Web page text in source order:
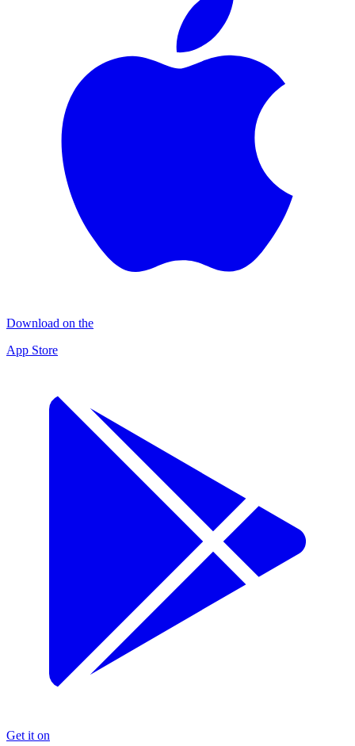
Download on the
App Store
Get it on